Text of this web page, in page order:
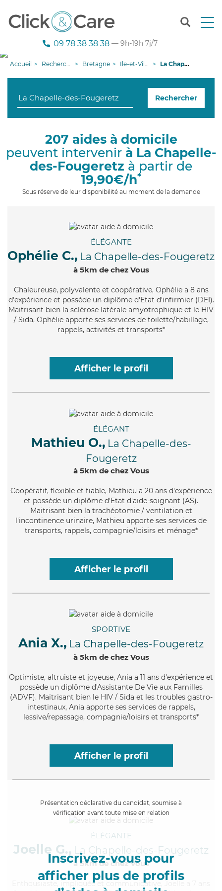
T
n
g
i
09 78 38 38 38 — 9h-19h 7j/7
Accueil Recherche aide à domicile Bretagne Ile-et-Vilaine La Chapelle-des-Fougeretz
Rechercher
207 aides à domicile
peuvent intervenir à La Chapelle-
des-Fougeretz à partir de
19,90€/h*
Sous réserve de leur disponibilité au moment de la demande
ÉLÉGANTE
Ophélie C., La Chapelle-des-Fougeretz
à 5km de chez Vous
Chaleureuse, polyvalente et coopérative, Ophélie a 8 ans
d'expérience et possède un diplôme d'Etat d'infirmier (DEI).
Maitrisant bien la sclérose latérale amyotrophique et le HIV
/ Sida, Ophélie apporte ses services de toilette/habillage,
rappels, activités et transports*
Afficher le profil
ÉLÉGANT
Mathieu O., La Chapelle-des-
Fougeretz
à 5km de chez Vous
Coopératif, flexible et fiable, Mathieu a 20 ans d'expérience
et possède un diplôme d'Etat d'aide-soignant (AS).
Maitrisant bien la trachéotomie / ventilation et
l'incontinence urinaire, Mathieu apporte ses services de
transports, rappels, compagnie/loisirs et ménage*
Afficher le profil
SPORTIVE
Ania X., La Chapelle-des-Fougeretz
à 5km de chez Vous
Optimiste, altruiste et joyeuse, Ania a 11 ans d'expérience et
possède un diplôme d'Assistante De Vie aux Familles
(ADVF). Maitrisant bien le HIV / Sida et les troubles gastro-
intestinaux, Ania apporte ses services de rappels,
lessive/repassage, compagnie/loisirs et transports*
Afficher le profil
Présentation déclarative du candidat, soumise à
vérification avant toute mise en relation
Inscrivez-vous pour
afficher plus de profils
ÉLÉGANTE
Joelle G., La Chapelle-des-Fougeretz
à 5km de chez Vous
, impliquée et communicative, Joelle a 7 ans